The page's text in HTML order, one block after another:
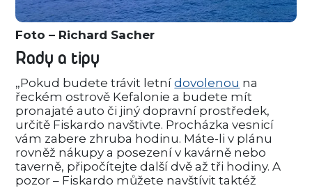
Foto – Richard Sacher
Rady a tipy
„Pokud budete trávit letnídovolenou na
řeckém ostrově Kefalonie a budete mít
pronajaté auto či jiný dopravní prostředek,
určitě Fiskardo navštivte. Procházka vesnicí
vám zabere zhruba hodinu. Máte-li v plánu
rovněž nákupy a posezení v kavárně nebo
taverně, připočítejte další dvě až tři hodiny. A
pozor – Fiskardo můžete navštívit taktéž